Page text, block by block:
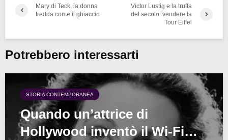
Mary di Teck, la donna
fredda come il ghiaccio
Victor Lustig e la truffa
del secolo: vendere la
Tour Eiffel
Potrebbero interessarti
STORIA CONTEMPORANEA
Quando un’attrice di
Hollywood inventò il Wi-Fi…